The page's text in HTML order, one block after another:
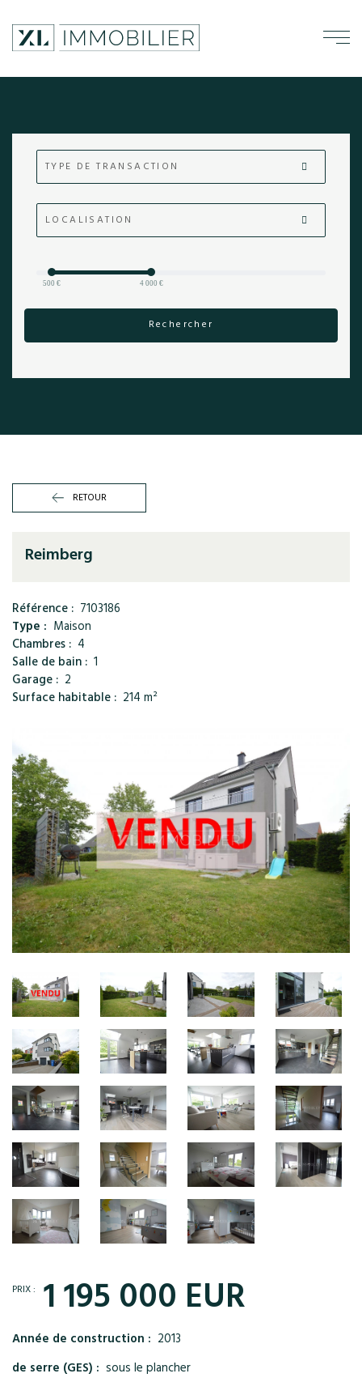
TYPE DE TRANSACTION
LOCALISATION
500 € 4 000 €
Rechercher
RETOUR
Reimberg
Référence : 7103186
Type : Maison
Chambres : 4
Salle de bain : 1
Garage : 2
Surface habitable : 214 m²
PRIX : 1 195 000 EUR
Année de construction : 2013
de serre (GES) : sous le plancher